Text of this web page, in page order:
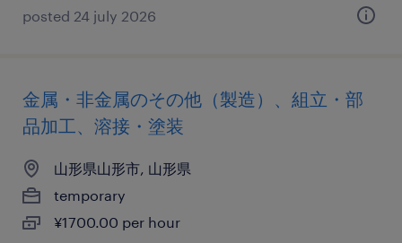
posted 24 july 2026
金属・非金属のその他（製造）、組立・部
品加工、溶接・塗装
山形県山形市, 山形県
temporary
¥1700.00 per hour